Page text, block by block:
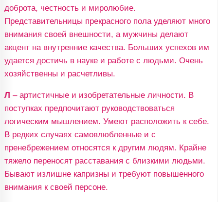
доброта, честность и миролюбие.
Представительницы прекрасного пола уделяют много
внимания своей внешности, а мужчины делают
акцент на внутренние качества. Больших успехов им
удается достичь в науке и работе с людьми. Очень
хозяйственны и расчетливы.
Л – артистичные и изобретательные личности. В
поступках предпочитают руководствоваться
логическим мышлением. Умеют расположить к себе.
В редких случаях самовлюбленные и с
пренебрежением относятся к другим людям. Крайне
тяжело переносят расставания с близкими людьми.
Бывают излишне капризны и требуют повышенного
внимания к своей персоне.